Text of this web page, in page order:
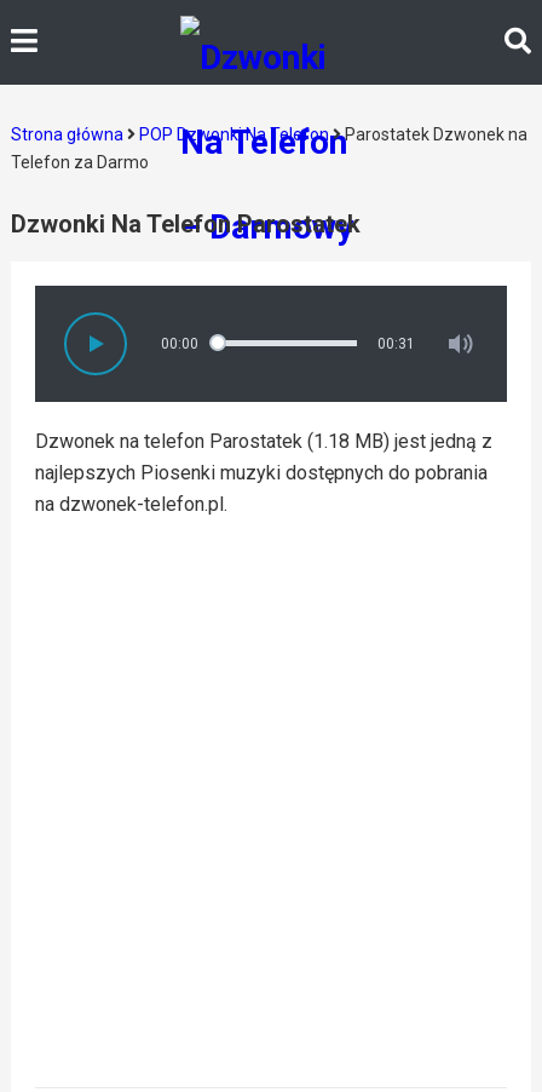
Strona główna POP Dzwonki Na Telefon
Parostatek Dzwonek na
Telefon za Darmo
Dzwonki Na Telefon Parostatek
00:00 00:31
Dzwonek na telefon Parostatek (1.18 MB) jest jedną z
najlepszych Piosenki muzyki dostępnych do pobrania
na dzwonek-telefon.pl.